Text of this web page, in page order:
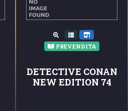
PREVENDITA
DETECTIVE CONAN
NEW EDITION 74